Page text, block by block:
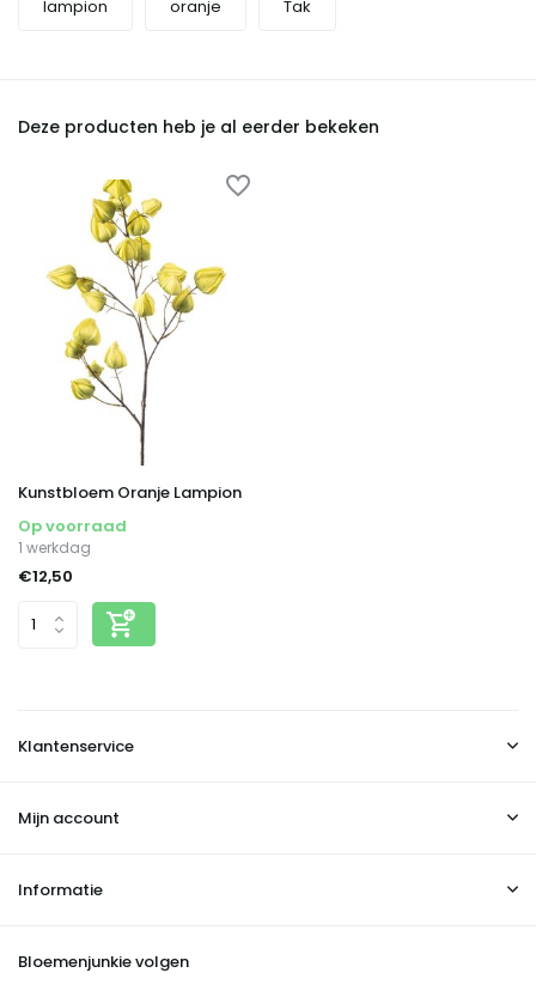
lampion oranje Tak
Deze producten heb je al eerder bekeken
Kunstbloem Oranje Lampion
Op voorraad
1 werkdag
€12,50
Klantenservice
Mijn account
Informatie
Bloemenjunkie volgen